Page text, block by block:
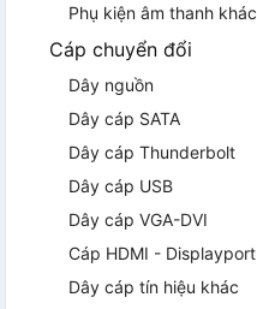
Phụ kiện âm thanh khác
Cáp chuyển đổi
Dây nguồn
Dây cáp SATA
Dây cáp Thunderbolt
Dây cáp USB
Dây cáp VGA-DVI
Cáp HDMI - Displayport
Dây cáp tín hiệu khác